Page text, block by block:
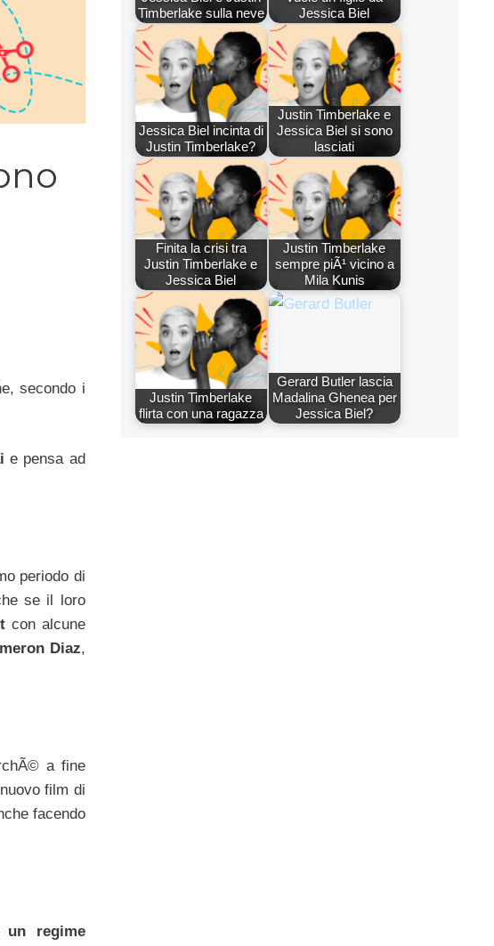
secondo i
e pensa ad
periodo di
se il loro
con alcune
Diaz,
a fine
film di
facendo
un regime
Timberlake sulla neve
Jessica Biel
Jessica Biel incinta di
Justin Timberlake?
Justin Timberlake e
Jessica Biel si sono
lasciati
Finita la crisi tra
Justin Timberlake e
Jessica Biel
Justin Timberlake
sempre piÃ¹ vicino a
Mila Kunis
Justin Timberlake
flirta con una ragazza
Gerard Butler lascia
Madalina Ghenea per
Jessica Biel?